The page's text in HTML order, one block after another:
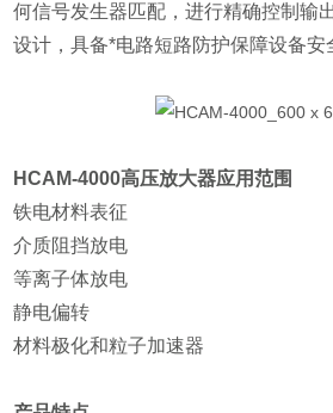
何信号发生器匹配，进行精确控制输
设计，具备*电路短路防护保障设备安
HCAM-4000高压放大器应用范围
铁电材料表征
介质阻挡放电
等离子体放电
静电偏转
材料极化和粒子加速器